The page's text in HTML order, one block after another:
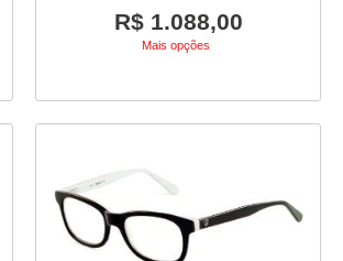
R$ 1.088,00
Mais opções